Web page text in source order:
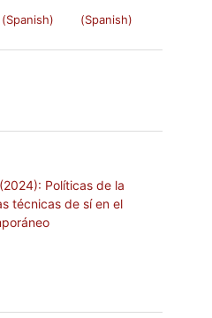
(Spanish)
(Spanish)
Políticas de la
técnicas de sí en el